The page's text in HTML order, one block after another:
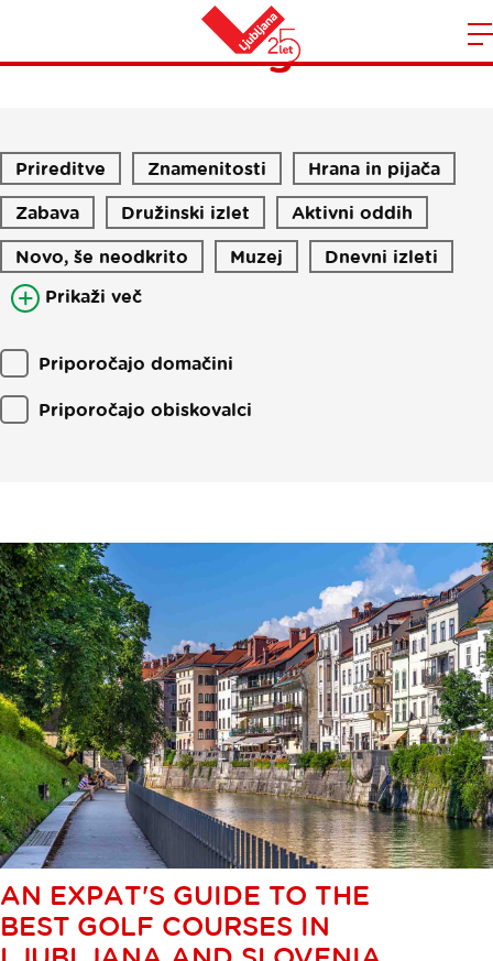
Domov
Blog
Prireditve Znamenitosti Hrana in pijača
Zabava Družinski izlet Aktivni oddih
Novo, še neodkrito Muzej Dnevni izleti
Prikaži več
Priporočajo domačini
Priporočajo obiskovalci
AN EXPAT'S GUIDE TO THE
BEST GOLF COURSES IN